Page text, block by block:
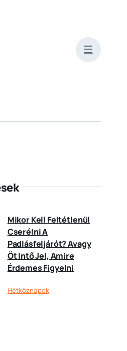
Mikor Kell Feltétlenül
Cserélni A
Padlásfeljárót? Avagy
Öt Intő Jel, Amire
Érdemes Figyelni
Hétköznapok